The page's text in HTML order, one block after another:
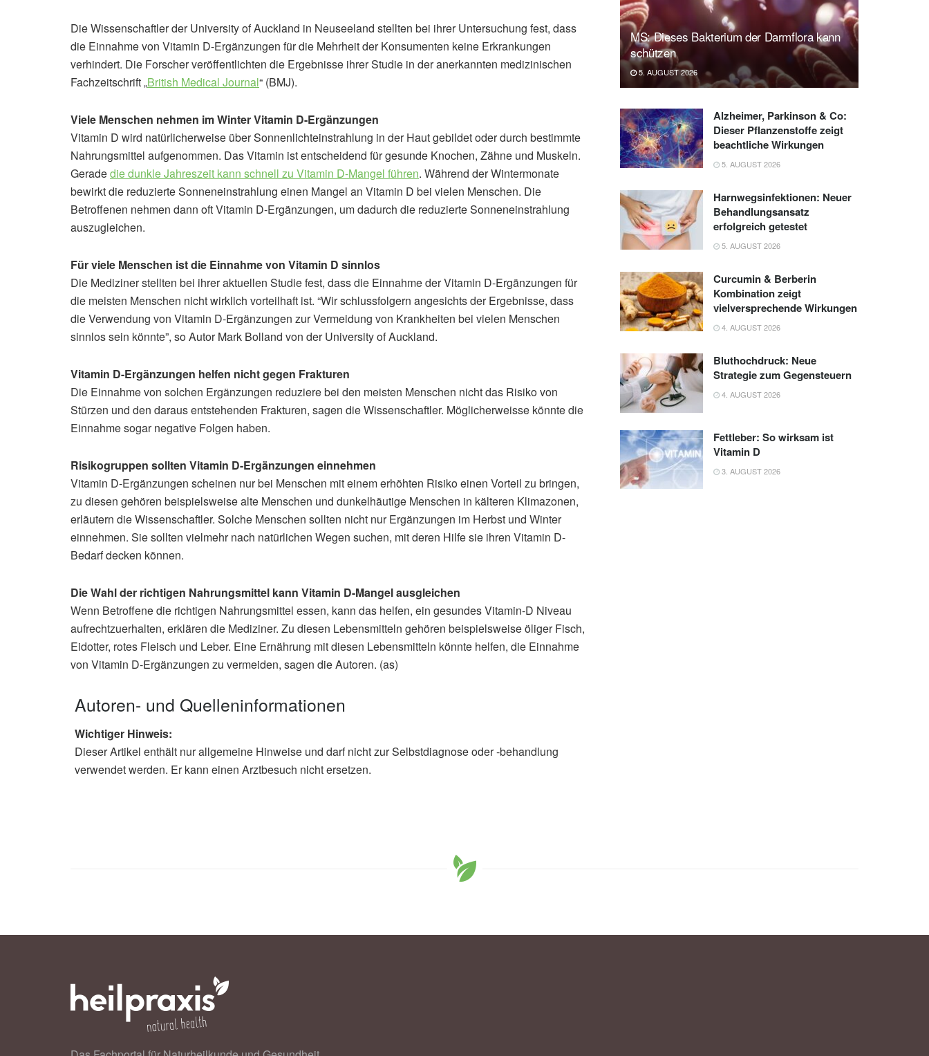
Die Wissenschaftler der University of Auckland in Neuseeland stellten bei ihrer Untersuchung fest, dass
die Einnahme von Vitamin D-Ergänzungen für die Mehrheit der Konsumenten keine Erkrankungen
verhindert. Die Forscher veröffentlichten die Ergebnisse ihrer Studie in der anerkannten medizinischen
Fachzeitschrift „British Medical Journal“ (BMJ).
Viele Menschen nehmen im Winter Vitamin D-Ergänzungen
Vitamin D wird natürlicherweise über Sonnenlichteinstrahlung in der Haut gebildet oder durch bestimmte
Nahrungsmittel aufgenommen. Das Vitamin ist entscheidend für gesunde Knochen, Zähne und Muskeln.
Geradedie dunkle Jahreszeit kann schnell zu Vitamin D-Mangel führen. Während der Wintermonate
bewirkt die reduzierte Sonneneinstrahlung einen Mangel an Vitamin D bei vielen Menschen. Die
Betroffenen nehmen dann oft Vitamin D-Ergänzungen, um dadurch die reduzierte Sonneneinstrahlung
auszugleichen.
Für viele Menschen ist die Einnahme von Vitamin D sinnlos
Die Mediziner stellten bei ihrer aktuellen Studie fest, dass die Einnahme der Vitamin D-Ergänzungen für
die meisten Menschen nicht wirklich vorteilhaft ist. “Wir schlussfolgern angesichts der Ergebnisse, dass
die Verwendung von Vitamin D-Ergänzungen zur Vermeidung von Krankheiten bei vielen Menschen
sinnlos sein könnte”, so Autor Mark Bolland von der University of Auckland.
Vitamin D-Ergänzungen helfen nicht gegen Frakturen
Die Einnahme von solchen Ergänzungen reduziere bei den meisten Menschen nicht das Risiko von
Stürzen und den daraus entstehenden Frakturen, sagen die Wissenschaftler. Möglicherweisse könnte die
Einnahme sogar negative Folgen haben.
Risikogruppen sollten Vitamin D-Ergänzungen einnehmen
Vitamin D-Ergänzungen scheinen nur bei Menschen mit einem erhöhten Risiko einen Vorteil zu bringen,
zu diesen gehören beispielsweise alte Menschen und dunkelhäutige Menschen in kälteren Klimazonen,
erläutern die Wissenschaftler. Solche Menschen sollten nicht nur Ergänzungen im Herbst und Winter
einnehmen. Sie sollten vielmehr nach natürlichen Wegen suchen, mit deren Hilfe sie ihren Vitamin D-
Bedarf decken können.
Die Wahl der richtigen Nahrungsmittel kann Vitamin D-Mangel ausgleichen
Wenn Betroffene die richtigen Nahrungsmittel essen, kann das helfen, ein gesundes Vitamin-D Niveau
aufrechtzuerhalten, erklären die Mediziner. Zu diesen Lebensmitteln gehören beispielsweise öliger Fisch,
Eidotter, rotes Fleisch und Leber. Eine Ernährung mit diesen Lebensmitteln könnte helfen, die Einnahme
von Vitamin D-Ergänzungen zu vermeiden, sagen die Autoren. (as)
Autoren- und Quelleninformationen
Wichtiger Hinweis:
Dieser Artikel enthält nur allgemeine Hinweise und darf nicht zur Selbstdiagnose oder -behandlung
verwendet werden. Er kann einen Arztbesuch nicht ersetzen.
MS: Dieses Bakterium der Darmflora kann
schützen
5. AUGUST 2026
Alzheimer, Parkinson & Co:
Dieser Pflanzenstoffe zeigt
beachtliche Wirkungen
5. AUGUST 2026
Harnwegsinfektionen: Neuer
Behandlungsansatz
erfolgreich getestet
5. AUGUST 2026
Curcumin & Berberin
Kombination zeigt
vielversprechende Wirkungen
4. AUGUST 2026
Bluthochdruck: Neue
Strategie zum Gegensteuern
4. AUGUST 2026
Fettleber: So wirksam ist
Vitamin D
3. AUGUST 2026